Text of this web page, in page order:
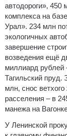
автодороги», 450
комплекса на
Урал». 234 млн
экологичных
завершение
возведения ещё
миллиард рублей
Тагильский
млн, снос
расселения – в
манежа на
У Ленинской